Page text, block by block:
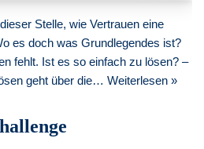
Stelle, wie Vertrauen eine
es doch was Grundlegendes ist?
fehlt. Ist es so einfach zu lösen? –
geht über die… Weiterlesen »